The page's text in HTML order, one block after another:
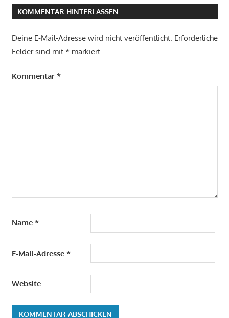
KOMMENTAR HINTERLASSEN
Deine E-Mail-Adresse wird nicht veröffentlicht. Erforderliche
Felder sind mit *markiert
Kommentar *
Name *
E-Mail-Adresse *
Website